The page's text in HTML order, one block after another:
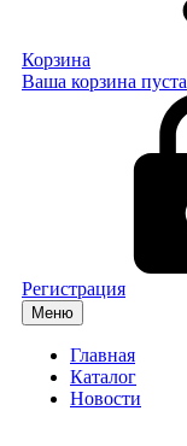
Корзина
Ваша корзина пуста
Регистрация
Меню
Главная
Каталог
Новости